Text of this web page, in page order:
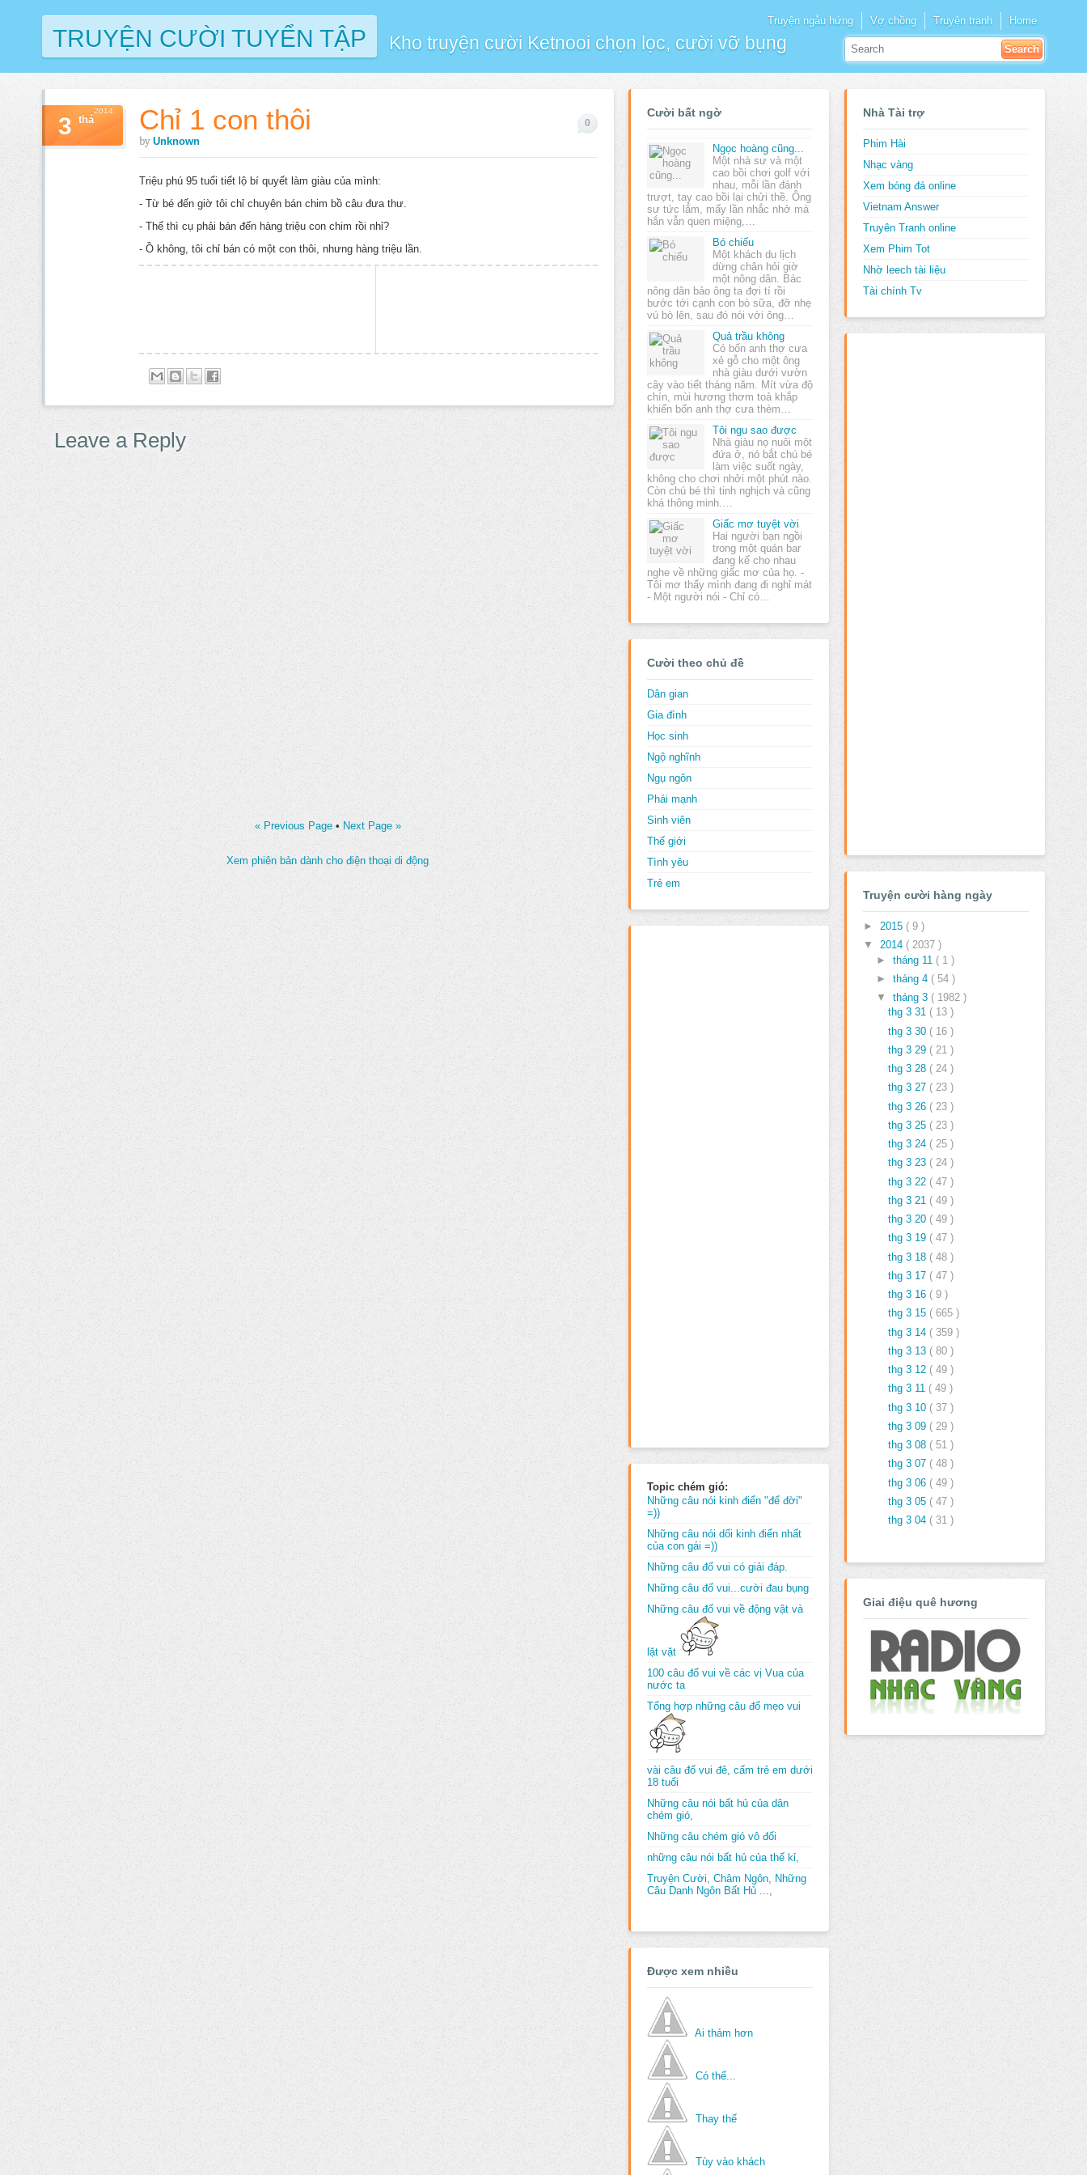
TRUYỆN CƯỜI TUYỂN TẬP Kho truyện cười Ketnooi chọn lọc, cười vỡ bụng
Truyện ngẫu hứng Vợ chồng Truyện tranh Home
Chỉ 1 con thôi
by Unknown
3 thá
2014
0
Triệu phú 95 tuổi tiết lộ bí quyết làm giàu của mình:
- Từ bé đến giờ tôi chỉ chuyên bán chim bồ câu đưa thư.
- Thế thì cụ phải bán đến hàng triệu con chim rồi nhỉ?
- Ồ không, tôi chỉ bán có một con thôi, nhưng hàng triệu lần.
Leave a Reply
« Previous Page • Next Page »
Xem phiên bản dành cho điện thoại di động
Cười bất ngờ
Ngọc hoàng cũng...
Một nhà sư và một
cao bồi chơi golf với
nhau, mỗi lần đánh
trượt, tay cao bồi lại chửi thề. Ông
sư tức lắm, mấy lần nhắc nhở mà
hắn vẫn quen miệng,…
Bó chiếu
Một khách du lịch
dừng chân hỏi giờ
một nông dân. Bác
nông dân bảo ông ta đợi tí rồi
bước tới cạnh con bò sữa, đỡ nhẹ
vú bò lên, sau đó nói với ông…
Quả trầu không
Có bốn anh thợ cưa
xẻ gỗ cho một ông
nhà giàu dưới vườn
cây vào tiết tháng năm. Mít vừa độ
chín, mùi hương thơm toả khắp
khiến bốn anh thợ cưa thèm…
Tôi ngu sao được
Nhà giàu nọ nuôi một
đứa ở, nó bắt chú bé
làm việc suốt ngày,
không cho chơi nhởi một phút nào.
Còn chú bé thì tinh nghịch và cũng
khá thông minh.…
Giấc mơ tuyệt vời
Hai người bạn ngồi
trong một quán bar
đang kể cho nhau
nghe về những giấc mơ của họ. -
Tôi mơ thấy mình đang đi nghỉ mát
- Một người nói - Chỉ có…
Cười theo chủ đề
Dân gian
Gia đình
Học sinh
Ngộ nghĩnh
Ngụ ngôn
Phái mạnh
Sinh viên
Thế giới
Tình yêu
Trẻ em
Topic chém gió:
Những câu nói kinh điển "để đời"
=))
Những câu nói dối kinh điển nhất
của con gái =))
Những câu đố vui có giải đáp.
Những câu đố vui...cười đau bụng
Những câu đố vui về động vật và
lặt vặt
100 câu đố vui về các vị Vua của
nước ta
Tổng hợp những câu đố mẹo vui
vài câu đố vui đê, cấm trẻ em dưới
18 tuổi
Những câu nói bất hủ của dân
chém gió,
Những câu chém gió vô đối
những câu nói bất hủ của thế kỉ,
Truyện Cười, Châm Ngôn, Những
Câu Danh Ngôn Bất Hủ ...,
Được xem nhiều
Ai thảm hơn
Có thể...
Thay thế
Tùy vào khách
Nhà Tài trợ
Phim Hài
Nhạc vàng
Xem bóng đá online
Vietnam Answer
Truyên Tranh online
Xem Phim Tot
Nhờ leech tài liệu
Tài chính Tv
Truyện cười hàng ngày
► 2015 ( 9 )
▼ 2014 ( 2037 )
► tháng 11 ( 1 )
► tháng 4 ( 54 )
▼ tháng 3 ( 1982 )
thg 3 31 ( 13 )
thg 3 30 ( 16 )
thg 3 29 ( 21 )
thg 3 28 ( 24 )
thg 3 27 ( 23 )
thg 3 26 ( 23 )
thg 3 25 ( 23 )
thg 3 24 ( 25 )
thg 3 23 ( 24 )
thg 3 22 ( 47 )
thg 3 21 ( 49 )
thg 3 20 ( 49 )
thg 3 19 ( 47 )
thg 3 18 ( 48 )
thg 3 17 ( 47 )
thg 3 16 ( 9 )
thg 3 15 ( 665 )
thg 3 14 ( 359 )
thg 3 13 ( 80 )
thg 3 12 ( 49 )
thg 3 11 ( 49 )
thg 3 10 ( 37 )
thg 3 09 ( 29 )
thg 3 08 ( 51 )
thg 3 07 ( 48 )
thg 3 06 ( 49 )
thg 3 05 ( 47 )
thg 3 04 ( 31 )
Giai điệu quê hương